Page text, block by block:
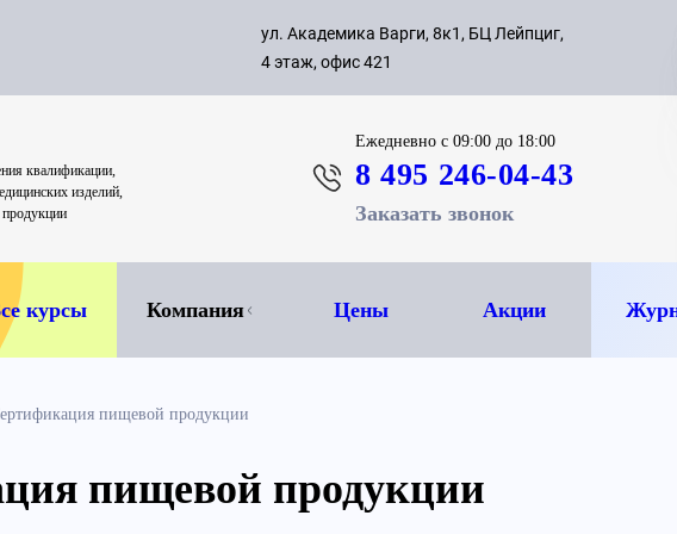
с 09:00
8 495
ул. Академика Варги, 8к1, БЦ Лейпциг,
4 этаж, офис 421
квалификации,
изделий,
Ежедневнос 09:00 до 18:00
8 495 246-04-43
Заказать звонок
курсы Компания Цены Акции
пищевой продукции
пищевой продукции